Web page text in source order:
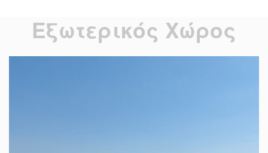
Εξωτερικός Χώρος